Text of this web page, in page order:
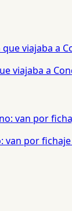
viajaba a
por fichaje